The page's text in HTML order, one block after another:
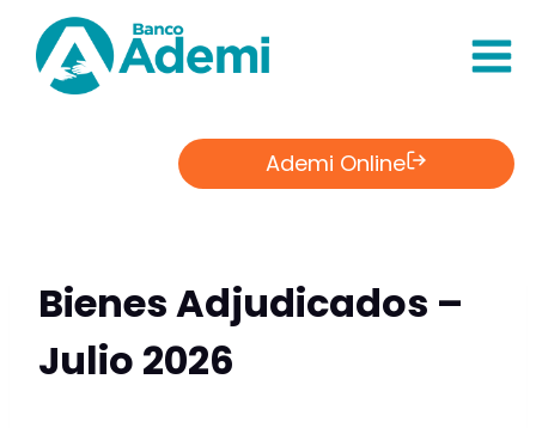
Contenido
Ademi Online
Bienes Adjudicados –
Julio 2026